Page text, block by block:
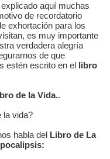
aquí muchas
de recordatorio
exhortación para los
es muy importante
verdadera alegría
de que
estén escrito en el libro
de la Vida..
la vida?
habla del Libro de La